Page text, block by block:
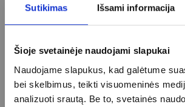
Sutikimas Išsami informacija
Šioje svetainėje naudojami slapukai
Naudojame slapukus, kad galėtume
bei skelbimus, teikti visuomeninės
analizuoti srautą. Be to, svetainės
Taip, ultragarsas leidžia stebėti
Apie procedūrą